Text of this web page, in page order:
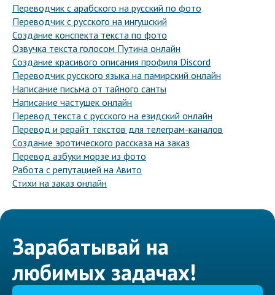
Переводчик с арабского на русский по фото
Переводчик с русского на ингушский
Создание конспекта текста по фото
Озвучка текста голосом Путина онлайн
Создание красивого описания профиля Discord
Переводчик русского языка на памирский онлайн
Написание письма от тайного санты
Написание частушек онлайн
Перевод текста с русского на езидский онлайн
Перевод и рерайт текстов для телеграм-каналов
Создание эротического рассказа на заказ
Перевод азбуки морзе из фото
Работа с репутацией на Авито
Стихи на заказ онлайн
Зарабатывай на
любимых задачах!